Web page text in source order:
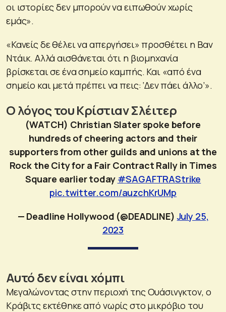
οι ιστορίες δεν μπορούν να ειπωθούν χωρίς
εμάς».
«Κανείς δε θέλει να απεργήσει» προσθέτει η Βαν
Ντάικ. Αλλά αισθάνεται ότι η βιομηχανία
βρίσκεται σε ένα σημείο καμπής. Και «από ένα
σημείο και μετά πρέπει να πεις: ‘Δεν πάει άλλο’».
Ο λόγος του Κρίστιαν Σλέιτερ
(WATCH) Christian Slater spoke before
hundreds of cheering actors and their
supporters from other guilds and unions at the
Rock the City for a Fair Contract Rally in Times
Square earlier today #SAGAFTRAStrike
pic.twitter.com/auzchKrUMp
— Deadline Hollywood (@DEADLINE)July 25,
2023
Αυτό δεν είναι χόμπι
Μεγαλώνοντας στην περιοχή της Ουάσινγκτον, ο
Κράβιτς εκτέθηκε από νωρίς στο μικρόβιο του